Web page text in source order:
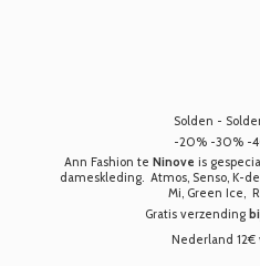
Solden -
-20% -30% -
Ann Fashion te Ninove is
dameskleding. Atmos, Senso, K-
Mi, Green Ice,
Gratis verzending
Nederland